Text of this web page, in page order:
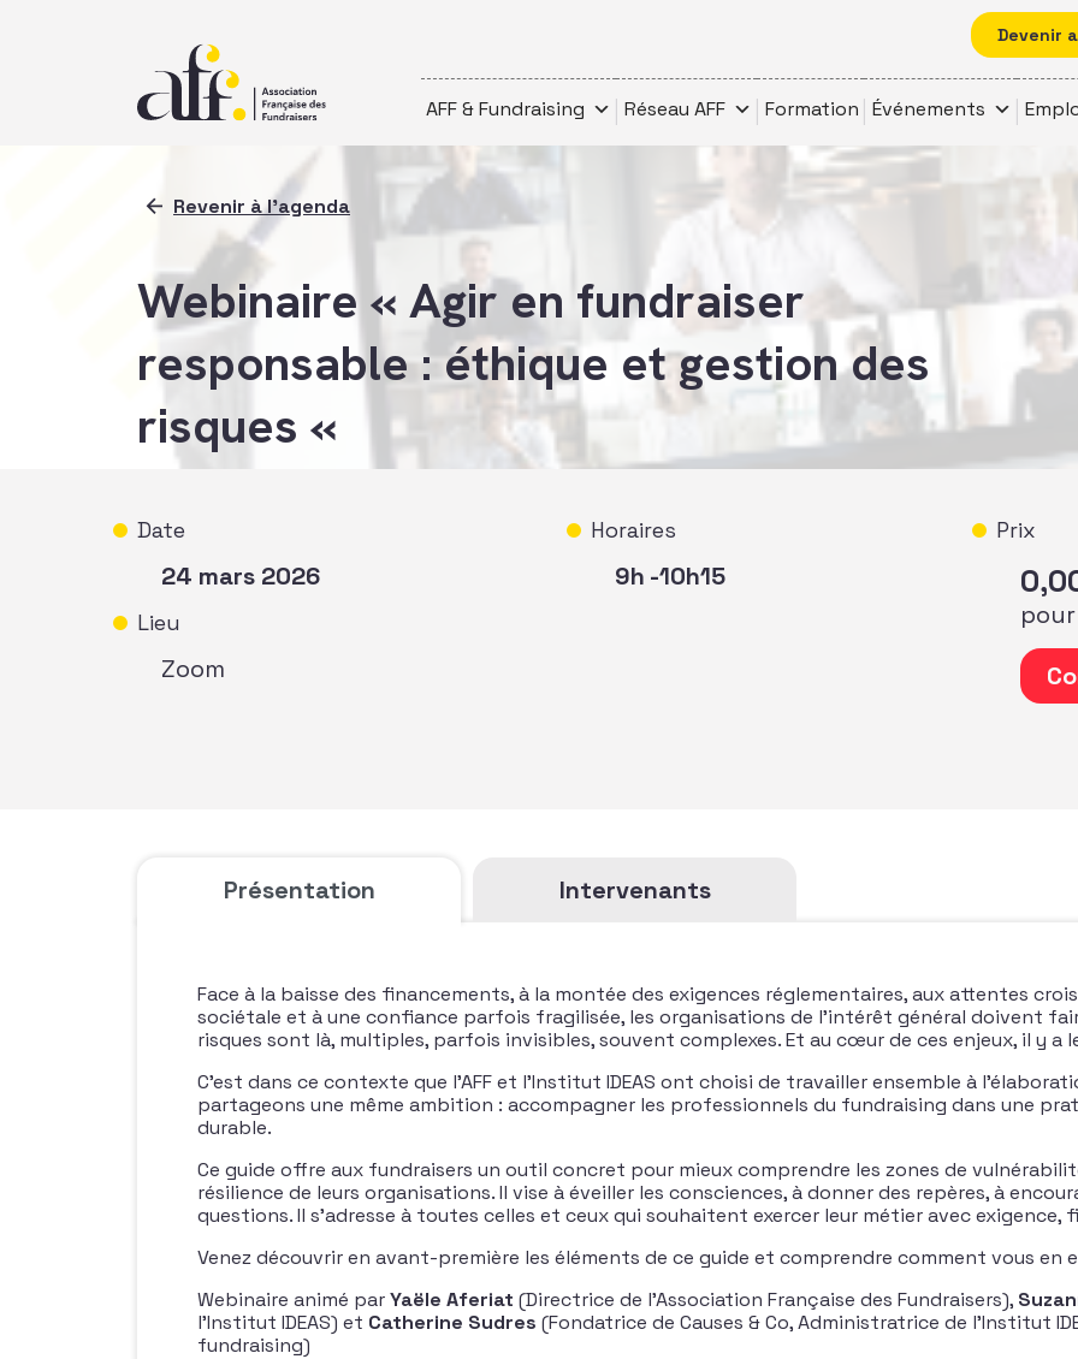
Devenir
AFF & Fundraising Réseau AFF Formation Événements
Revenir à l'agenda
Webinaire « Agir en fundraiser
responsable : éthique et gestion des
risques «
Date
24 mars 2026
Lieu
Zoom
Horaires
9h -10h15
Prix
Présentation Intervenants
Face à la baisse des financements, à la montée des exigences réglementaires, aux attentes
sociétale et à une confiance parfois fragilisée, les organisations de l’intérêt général doivent
risques sont là, multiples, parfois invisibles, souvent complexes. Et au cœur de ces enjeux, il y a
C’est dans ce contexte que l’AFF et l’Institut IDEAS ont choisi de travailler ensemble à
partageons une même ambition : accompagner les professionnels du fundraising dans une
durable.
Ce guide offre aux fundraisers un outil concret pour mieux comprendre les zones de
résilience de leurs organisations. Il vise à éveiller les consciences, à donner des repères, à
questions. Il s’adresse à toutes celles et ceux qui souhaitent exercer leur métier avec exigence,
Venez découvrir en avant-première les éléments de ce guide et comprendre comment vous en
Webinaire animé parYaële Aferiat (Directrice de l’Association Française des Fundraisers),
l’Institut IDEAS) et Catherine Sudres (Fondatrice de Causes & Co, Administratrice de l’Institut
fundraising)